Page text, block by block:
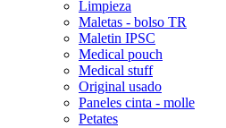
Limpieza
Maletas - bolso TR
Maletin IPSC
Medical pouch
Medical stuff
Original usado
Paneles cinta - molle
Petates